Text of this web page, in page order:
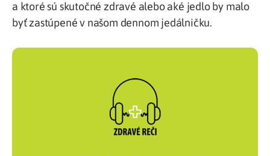
a ktoré sú skutočné zdravé alebo aké jedlo by malo
byť zastúpené v našom dennom jedálničku.